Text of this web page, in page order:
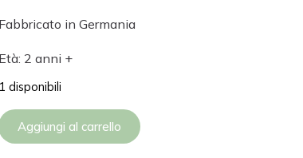
Fabbricato in Germania
Età: 2 anni +
1 disponibili
Aggiungi al carrello